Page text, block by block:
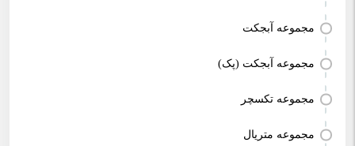
مجموعه آبجکت
مجموعه آبجکت (پک)
مجموعه تکسچر
مجموعه متریال